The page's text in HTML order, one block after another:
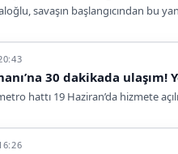
savaşın başlangıcından bu
30 dakikada ulaşım!
hattı 19 Haziran’da hizmete